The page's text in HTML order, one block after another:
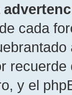
cada
y el